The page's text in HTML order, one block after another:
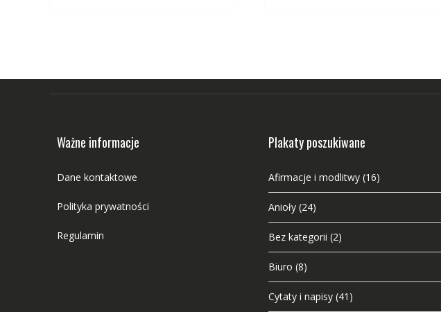
Ważne informacje
Dane kontaktowe
Polityka prywatności
Regulamin
Plakaty poszukiwane
Afirmacje i modlitwy (16)
Anioły (24)
Bez kategorii (2)
Biuro (8)
Cytaty i napisy (41)